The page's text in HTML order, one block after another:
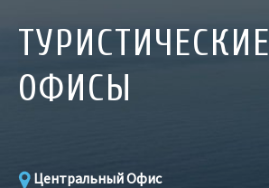
ТУРИСТИЧЕСКИЕ
ОФИСЫ
Центральный Офис